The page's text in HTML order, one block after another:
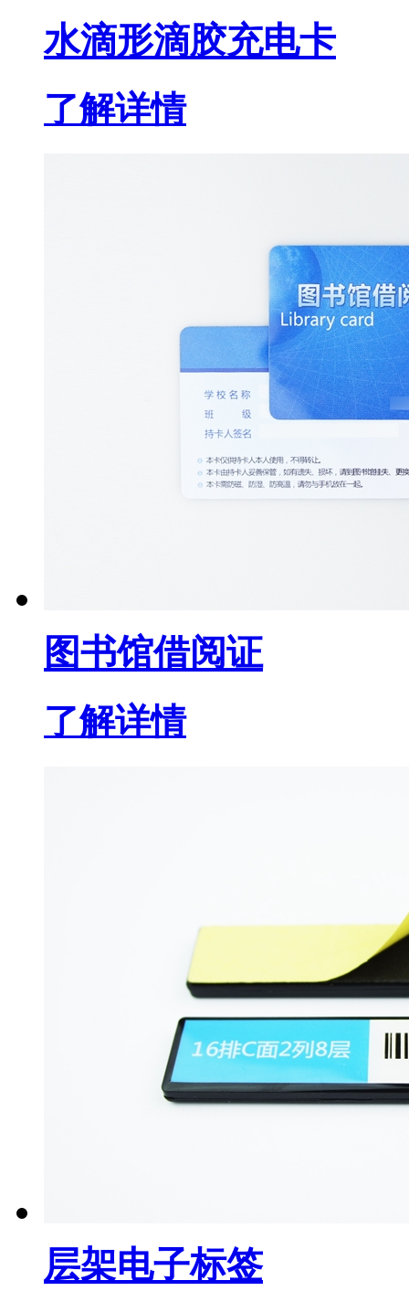
水滴形滴胶充电卡
了解详情
图书馆借阅证
了解详情
层架电子标签